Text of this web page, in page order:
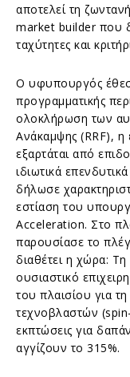
αποτελεί τη
market builder που
ταχύτητες και
Ο υφυπουργός
προγραμματικής
ολοκλήρωση των
Ανάκαμψης (RRF), η
εξαρτάται από
ιδιωτικά
δήλωσε
εστίαση του
Acceleration. Στο
παρουσίασε το
διαθέτει η χώρα:
ουσιαστικό
του πλαισίου για
τεχνοβλαστών
εκπτώσεις για
αγγίζουν το 315%.